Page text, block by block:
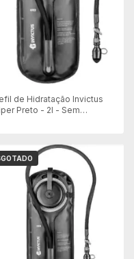
de Hidratação Invictus
Preto - 2l - Sem